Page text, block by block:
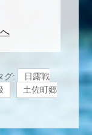
グ:
日露戦
土佐町郷